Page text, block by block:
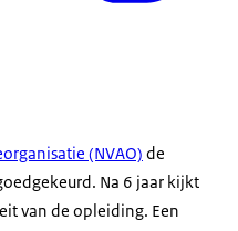
(NVAO) de
Na 6 jaar kijkt
van de opleiding. Een